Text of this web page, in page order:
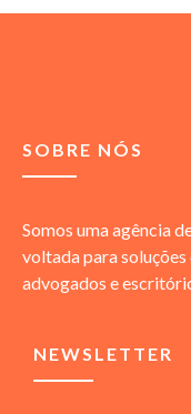
SOBRE NÓS
Somos uma agência
voltada para
advogados e
NEWSLETTER